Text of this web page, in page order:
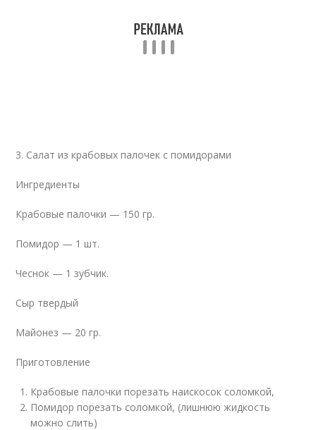
3. Салат из крабовых палочек с помидорами
Ингредиенты
Крабовые палочки — 150 гр.
Помидор — 1 шт.
Чеснок — 1 зубчик.
Сыр твердый
Майонез — 20 гр.
Приготовление
Крабовые палочки порезать наискосок соломкой,
Помидор порезать соломкой, (лишнюю жидкость
можно слить)